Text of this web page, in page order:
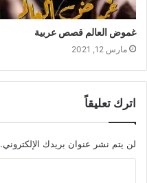
غموض العالم قصص عربية
مارس 12, 2021
اترك تعليقاً
لن يتم نشر عنوان بريدك الإلكتروني.